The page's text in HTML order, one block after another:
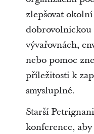
zlepšovat
vývařovnách,
nebo pomoc
příležitosti k
smysluplné.
Starší
konference,